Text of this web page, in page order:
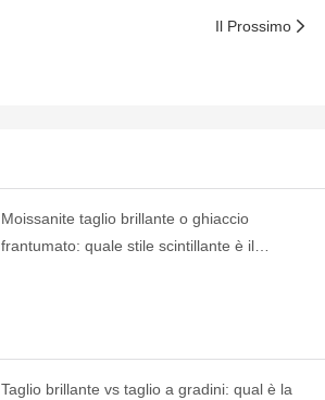
Il Prossimo
Moissanite taglio brillante o ghiaccio
frantumato: quale stile scintillante è il
Taglio brillante vs taglio a gradini: qual è la